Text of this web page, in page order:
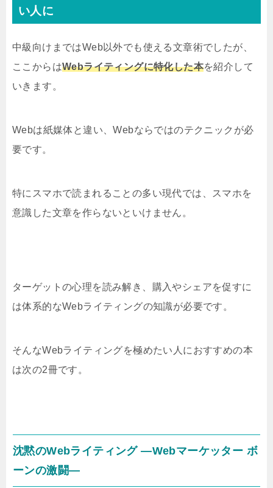
い人に
中級向けまではWeb以外でも使える文章術でしたが、
ここからはWebライティングに特化した本を紹介して
いきます。
Webは紙媒体と違い、Webならではのテクニックが必
要です。
特にスマホで読まれることの多い現代では、スマホを
意識した文章を作らないといけません。
ターゲットの心理を読み解き、購入やシェアを促すに
は体系的なWebライティングの知識が必要です。
そんなWebライティングを極めたい人におすすめの本
は次の2冊です。
沈黙のWebライティング —Webマーケッター ボ
ーンの激闘—